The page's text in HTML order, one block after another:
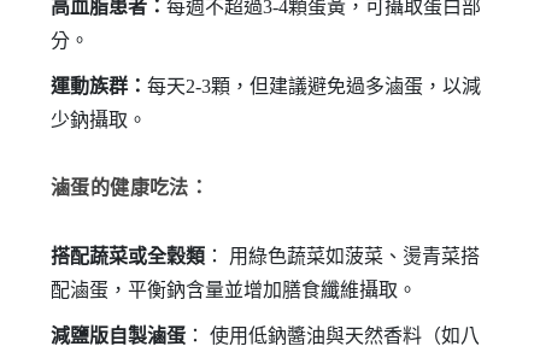
高血脂患者： 每週不超過3-4顆蛋黃，可攝取蛋白部
分。
運動族群： 每天2-3顆，但建議避免過多滷蛋，以減
少鈉攝取。
滷蛋的健康吃法：
搭配蔬菜或全穀類 ： 用綠色蔬菜如菠菜、燙青菜搭
配滷蛋，平衡鈉含量並增加膳食纖維攝取。
減鹽版自製滷蛋 ： 使用低鈉醬油與天然香料（如八